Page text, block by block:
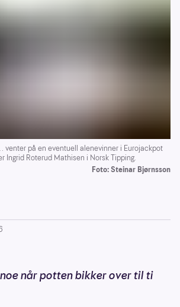
venter på en eventuell alenevinner i Eurojackpot
Ingrid Roterud Mathisen i Norsk Tipping.
Foto: Steinar Bjørnsson
når potten bikker over til ti